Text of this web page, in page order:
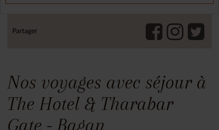
Partager
Nos voyages avec séjour à
The Hotel & Tharabar
Gate - Bagan